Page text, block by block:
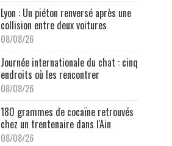
Lyon : Un piéton renversé après une
collision entre deux voitures
08/08/26
Journée internationale du chat : cinq
endroits où les rencontrer
08/08/26
180 grammes de cocaïne retrouvés
chez un trentenaire dans l'Ain
08/08/26